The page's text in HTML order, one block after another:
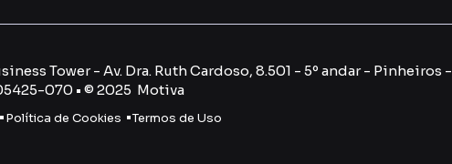
Tower - Av. Dra. Ruth Cardoso, 8.501 - 5º andar - Pinheiros -
070 • © 2025 Motiva
Política de Cookies Termos de Uso